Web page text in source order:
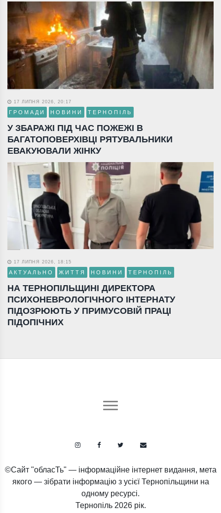
17 ЛИПНЯ 2026, 20:17
ГРОМАДИ НОВИНИ ТЕРНОПІЛЬ
У ЗБАРАЖІ ПІД ЧАС ПОЖЕЖІ В
БАГАТОПОВЕРХІВЦІ РЯТУВАЛЬНИКИ
ЕВАКУЮВАЛИ ЖІНКУ
17 ЛИПНЯ 2026, 18:15
АКТУАЛЬНО ЖИТТЯ НОВИНИ ТЕРНОПІЛЬ
НА ТЕРНОПІЛЬЩИНІ ДИРЕКТОРА
ПСИХОНЕВРОЛОГІЧНОГО ІНТЕРНАТУ
ПІДОЗРЮЮТЬ У ПРИМУСОВІЙ ПРАЦІ
ПІДОПІЧНИХ
©Сайт "обласТь" — інформаційне інтернет видання, мета
якого — зібрати інформацію з усієї Тернопільщини на
одному ресурсі.
Тернопіль 2026 рік.